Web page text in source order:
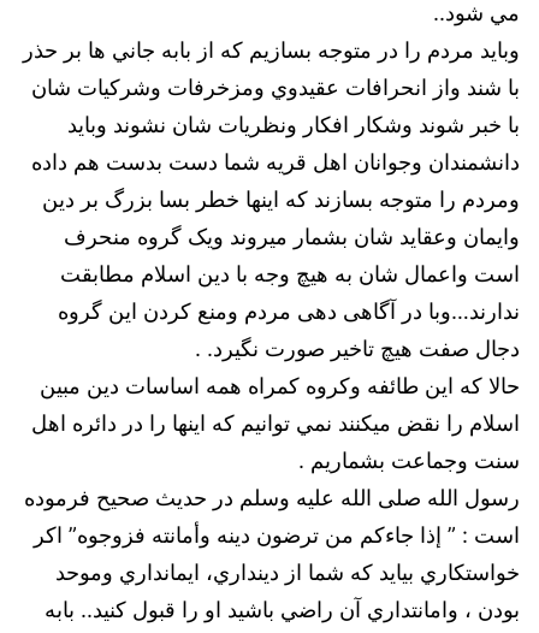
مي شود..
وبايد مردم را در متوجه بسازيم كه از بابه جاني ها بر حذر
با شند واز انحرافات عقيدوي ومزخرفات وشركيات شان
با خبر شوند وشكار افكار ونظريات شان نشوند وبايد
دانشمندان وجوانان اهل قريه شما دست بدست هم داده
ومردم را متوجه بسازند كه اينها خطر بسا بزرگ بر دين
وايمان وعقايد شان بشمار میروند ويک گروه منحرف
است واعمال شان به هيچ وجه با دين اسلام مطابقت
ندارند…وبا در آگاهی دهی مردم ومنع کردن این گروه
دجال صفت هیچ تاخیر صورت نگیرد. .
حالا كه اين طائفه وكروه كمراه همه اساسات دين مبين
اسلام را نقض ميكنند نمي توانيم كه اينها را در دائره اهل
سنت وجماعت بشماريم .
رسول الله صلى الله عليه وسلم در حديث صحيح فرموده
است : ” إذا جاءكم من ترضون دينه وأمانته فزوجوه” اكر
خواستكاري بيايد كه شما از دينداري، ايمانداري وموحد
بودن ، وامانتداري آن راضي باشيد او را قبول كنيد.. بابه